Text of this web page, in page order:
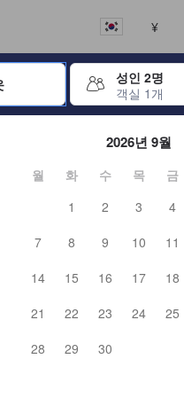
¥
성인 2명
객실 1개
해 체크인 및 체크아웃 날짜
2026년 9월
월 화 수 목 금
1
2 3 4
7
8 9 10 11
14
15 16 17 18
21
22 23 24 25
28
29 30
다.
36
서비
객실
의해 작성되었습니다. 신